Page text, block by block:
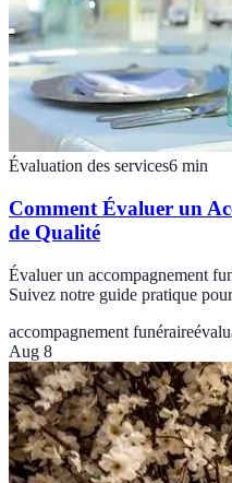
Évaluation des services6 min
Comment Évaluer un
de Qualité
Évaluer un accompagnement
Suivez notre guide pratique
accompagnement funéraire
Aug 8